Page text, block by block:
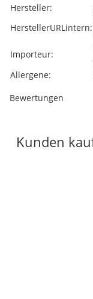
Hersteller:
HerstellerURLintern:
Importeur:
Allergene:
Bewertungen
Kunden